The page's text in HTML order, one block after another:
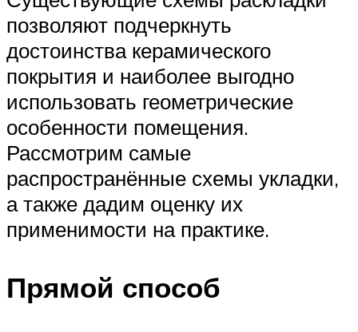
позволяют подчеркнуть
достоинства керамического
покрытия и наиболее выгодно
использовать геометрические
особенности помещения.
Рассмотрим самые
распространённые схемы укладки,
а также дадим оценку их
применимости на практике.
Прямой способ